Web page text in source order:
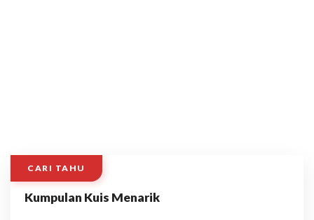
CARI TAHU
Kumpulan Kuis Menarik